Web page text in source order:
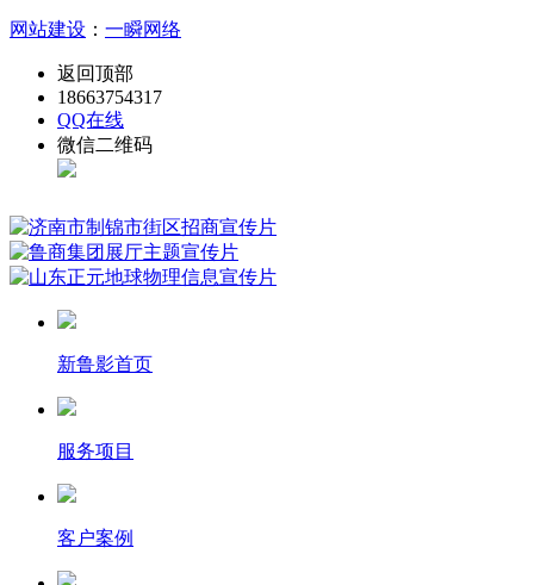
网站建设 ： 一瞬网络
返回顶部
18663754317
QQ在线
微信二维码
新鲁影首页
服务项目
客户案例